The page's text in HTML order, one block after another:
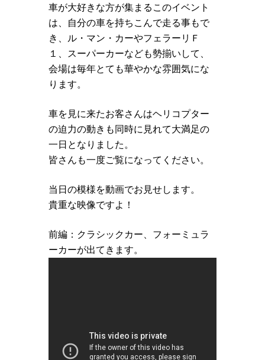
車が大好きな方が集まるこのイベント
は、自分の車を持ちこんで走る事もで
き、ル・マン・カーやフェラーリＦ
１、スーパーカーなども勢揃いして、
会場は毎年とても華やかな雰囲気にな
ります。
車を見に来たお客さんはヘリコプター
の迫力の動きも同時に見れて大満足の
一日となりました。
皆さんも一度ご覧になってください。
当日の模様を動画でお見せします。
貴重な映像ですよ！
前編：クラシックカー、フォーミュラ
ーカーが出てきます。